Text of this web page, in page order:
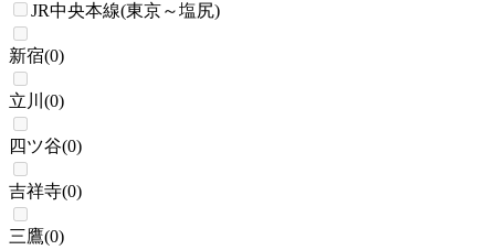
JR中央本線(東京～塩尻)
新宿(0)
立川 (0)
四ツ谷(0)
吉祥寺(0)
三鷹(0)